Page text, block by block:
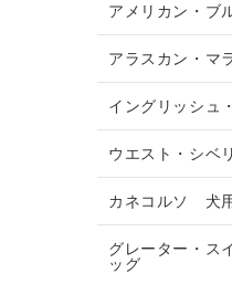
アメリカン・ブ
アラスカン・マ
イングリッシュ
ウエスト・シベ
カネコルソ 犬
グレーター・ス
ッグ